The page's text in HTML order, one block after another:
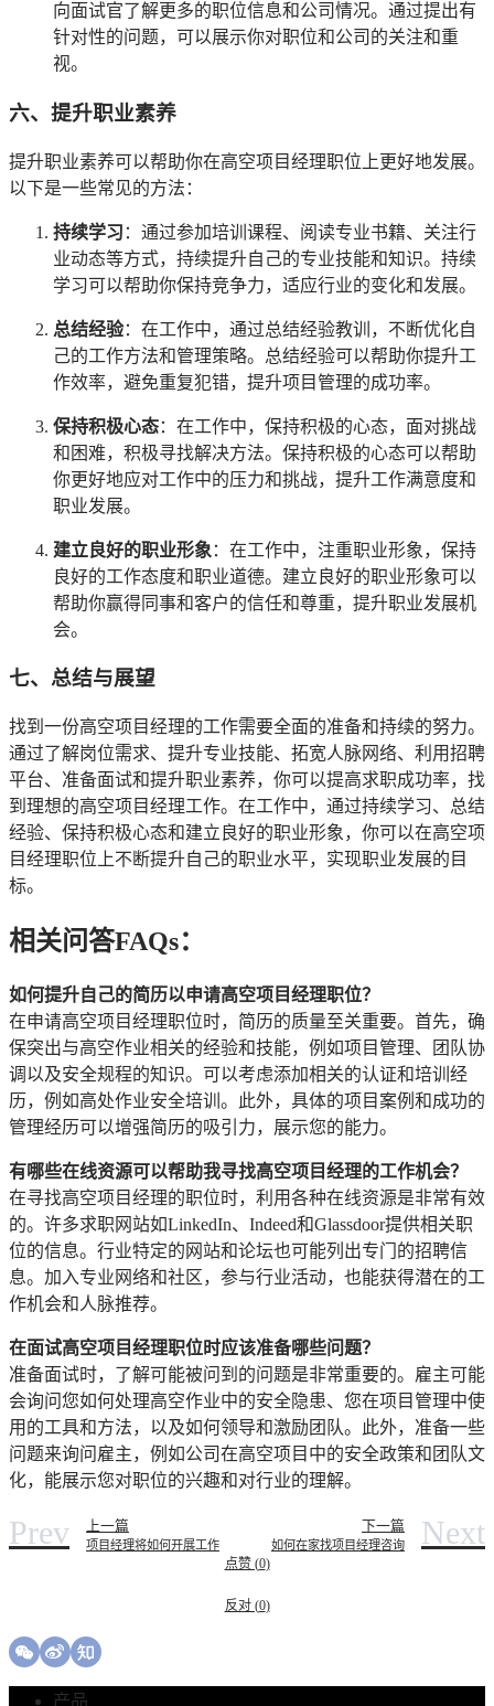
向面试官了解更多的职位信息和公司情况。通过提出有
针对性的问题，可以展示你对职位和公司的关注和重
视。
六、提升职业素养
提升职业素养可以帮助你在高空项目经理职位上更好地发展。
以下是一些常见的方法：
持续学习 ：通过参加培训课程、阅读专业书籍、关注行
业动态等方式，持续提升自己的专业技能和知识。持续
学习可以帮助你保持竞争力，适应行业的变化和发展。
总结经验：在工作中，通过总结经验教训，不断优化自
己的工作方法和管理策略。总结经验可以帮助你提升工
作效率，避免重复犯错，提升项目管理的成功率。
保持积极心态：在工作中，保持积极的心态，面对挑战
和困难，积极寻找解决方法。保持积极的心态可以帮助
你更好地应对工作中的压力和挑战，提升工作满意度和
职业发展。
建立良好的职业形象 ：在工作中，注重职业形象，保持
良好的工作态度和职业道德。建立良好的职业形象可以
帮助你赢得同事和客户的信任和尊重，提升职业发展机
会。
七、总结与展望
找到一份高空项目经理的工作需要全面的准备和持续的努力。
通过了解岗位需求、提升专业技能、拓宽人脉网络、利用招聘
平台、准备面试和提升职业素养，你可以提高求职成功率，找
到理想的高空项目经理工作。在工作中，通过持续学习、总结
经验、保持积极心态和建立良好的职业形象，你可以在高空项
目经理职位上不断提升自己的职业水平，实现职业发展的目
标。
相关问答FAQs：
如何提升自己的简历以申请高空项目经理职位？
在申请高空项目经理职位时，简历的质量至关重要。首先，确
保突出与高空作业相关的经验和技能，例如项目管理、团队协
调以及安全规程的知识。可以考虑添加相关的认证和培训经
历，例如高处作业安全培训。此外，具体的项目案例和成功的
管理经历可以增强简历的吸引力，展示您的能力。
有哪些在线资源可以帮助我寻找高空项目经理的工作机会？
在寻找高空项目经理的职位时，利用各种在线资源是非常有效
的。许多求职网站如LinkedIn、Indeed和Glassdoor提供相关职
位的信息。行业特定的网站和论坛也可能列出专门的招聘信
息。加入专业网络和社区，参与行业活动，也能获得潜在的工
作机会和人脉推荐。
在面试高空项目经理职位时应该准备哪些问题？
准备面试时，了解可能被问到的问题是非常重要的。雇主可能
会询问您如何处理高空作业中的安全隐患、您在项目管理中使
用的工具和方法，以及如何领导和激励团队。此外，准备一些
问题来询问雇主，例如公司在高空项目中的安全政策和团队文
化，能展示您对职位的兴趣和对行业的理解。
Prev 上一篇
项目经理将如何开展工作
下一篇
如何在家找项目经理咨询 Next
点赞 (0)
反对 (0)
产品